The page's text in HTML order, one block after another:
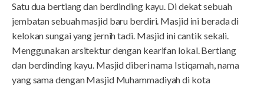
Satu dua bertiang dan berdinding kayu. Di dekat sebuah
jembatan sebuah masjid baru berdiri. Masjid ini berada di
kelokan sungai yang jernih tadi. Masjid ini cantik sekali.
Menggunakan arsitektur dengan kearifan lokal. Bertiang
dan berdinding kayu. Masjid diberi nama Istiqamah, nama
yang sama dengan Masjid Muhammadiyah di kota